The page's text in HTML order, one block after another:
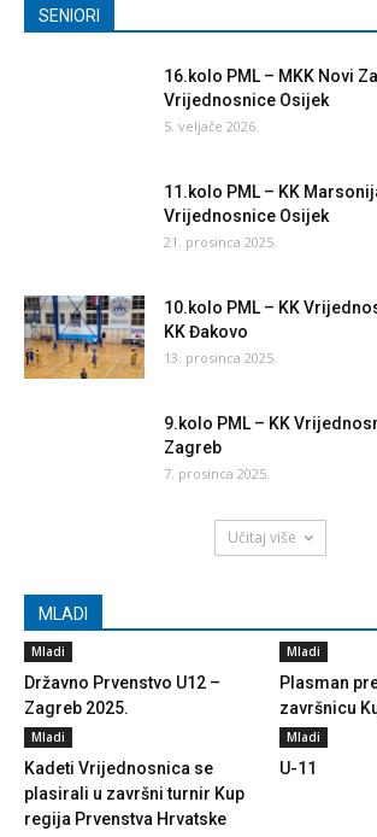
SENIORI
16.kolo PML – MKK Novi
Vrijednosnice Osijek
5. veljače 2026.
11.kolo PML – KK
Vrijednosnice Osijek
21. prosinca 2025.
10.kolo PML – KK
KK Đakovo
13. prosinca 2025.
9.kolo PML – KK
Zagreb
7. prosinca 2025.
Učitaj više
MLADI
Mladi
Državno Prvenstvo U12 –
Zagreb 2025.
Mladi
Plasman
završnicu
Mladi
Kadeti Vrijednosnica se
plasirali u završni turnir Kup
regija Prvenstva Hrvatske
Mladi
U-11